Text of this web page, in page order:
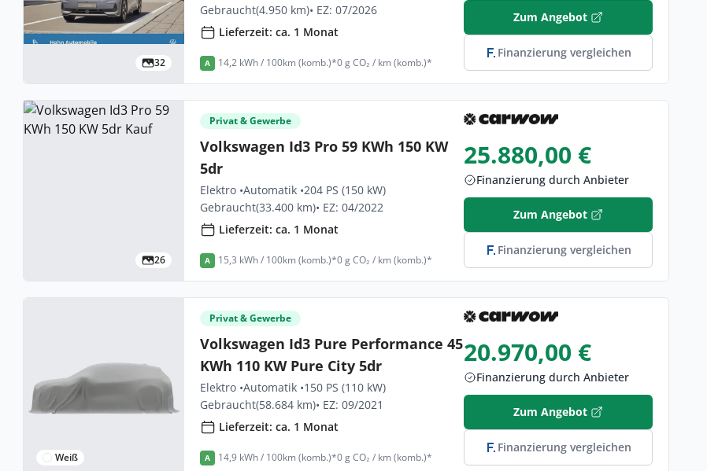
32
Gebraucht(4.950 km)• EZ: 07/2026
Lieferzeit: ca. 1 Monat
A 14,2 kWh / 100km (komb.)*0 g CO₂ / km (komb.)*
Zum Angebot
Finanzierung vergleichen
26
Privat & Gewerbe
Volkswagen Id3 Pro 59 KWh 150 KW
5dr
Elektro •Automatik •204 PS (150 kW)
Gebraucht(33.400 km)• EZ: 04/2022
Lieferzeit: ca. 1 Monat
A 15,3 kWh / 100km (komb.)*0 g CO₂ / km (komb.)*
25.880,00 €
Finanzierung durch Anbieter
Zum Angebot
Finanzierung vergleichen
Weiß
Privat & Gewerbe
Volkswagen Id3 Pure Performance 45
KWh 110 KW Pure City 5dr
Elektro •Automatik •150 PS (110 kW)
Gebraucht(58.684 km)• EZ: 09/2021
Lieferzeit: ca. 1 Monat
A 14,9 kWh / 100km (komb.)*0 g CO₂ / km (komb.)*
20.970,00 €
Finanzierung durch Anbieter
Zum Angebot
Finanzierung vergleichen